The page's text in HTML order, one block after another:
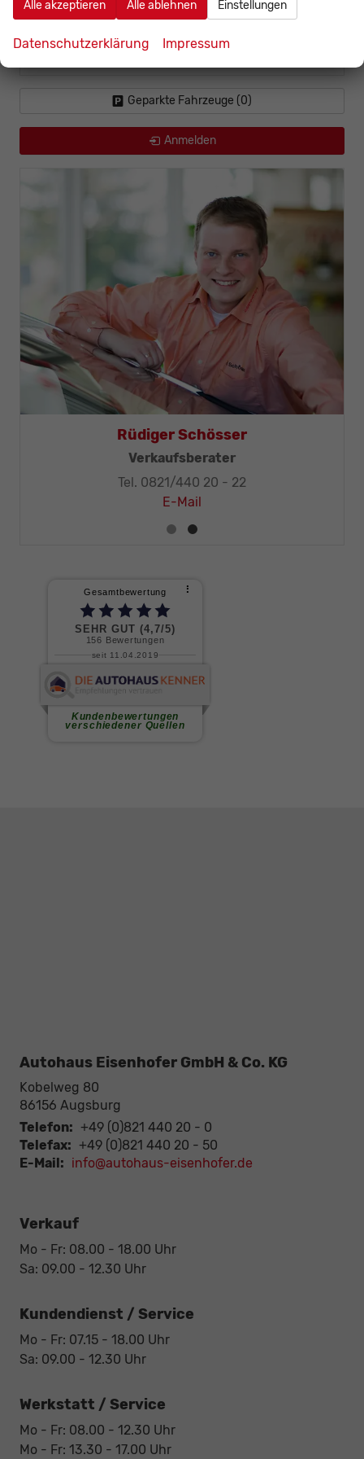
Geparkte Fahrzeuge (0)
Anmelden
Rüdiger Schösser
Verkaufsberater
Tel. 0821/440 20 - 22
E-Mail
Autohaus Eisenhofer GmbH & Co. KG
Kobelweg 80
86156 Augsburg
Telefon: +49 (0)821 440 20 - 0
Telefax: +49 (0)821 440 20 - 50
E-Mail: info@autohaus-eisenhofer.de
Verkauf
Mo - Fr: 08.00 - 18.00 Uhr
Sa: 09.00 - 12.30 Uhr
Kundendienst / Service
Mo - Fr: 07.15 - 18.00 Uhr
Sa: 09.00 - 12.30 Uhr
Werkstatt / Service
Mo - Fr: 08.00 - 12.30 Uhr
Mo - Fr: 13.30 - 17.00 Uhr
Alle akzeptieren Alle ablehnen Einstellungen
Datenschutzerklärung Impressum